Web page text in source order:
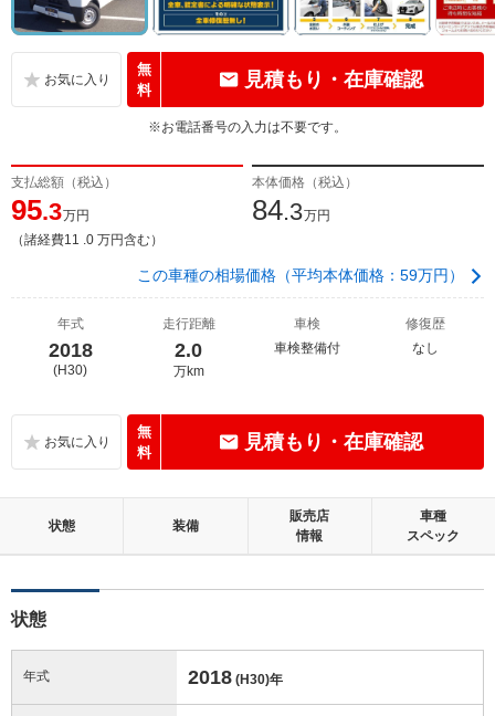
無
料
見積もり・在庫確認
※お電話番号の入力は不要です。
支払総額（税込）
95.3万円
（諸経費11 .0 万円含む）
本体価格（税込）
84.3万円
この車種の相場価格（平均本体価格：59万円）
年式
2018
(H30)
走行距離
2.0
万km
車検
車検整備付
修復歴
なし
無
料
見積もり・在庫確認
状態 装備
販売店
情報
車種
スペック
状態
年式 2018 (H30)年